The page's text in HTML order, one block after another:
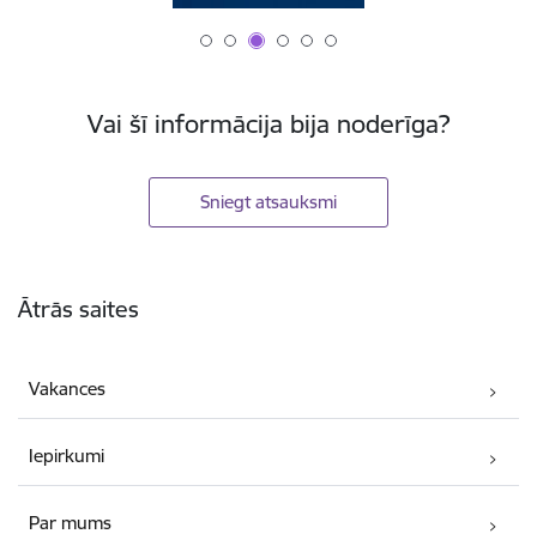
Vai šī informācija bija noderīga?
Sniegt atsauksmi
Ātrās saites
Vakances
Iepirkumi
Par mums